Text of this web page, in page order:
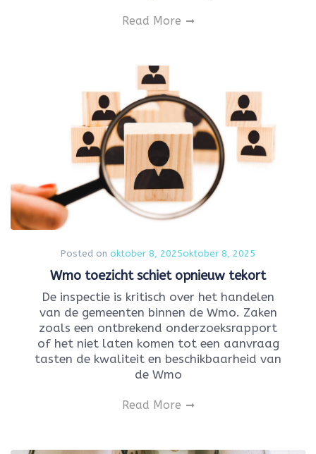
Read More
Posted on oktober 8, 2025oktober 8, 2025
Wmo toezicht schiet opnieuw tekort
De inspectie is kritisch over het handelen
van de gemeenten binnen de Wmo. Zaken
zoals een ontbrekend onderzoeksrapport
of het niet laten komen tot een aanvraag
tasten de kwaliteit en beschikbaarheid van
de Wmo
Read More